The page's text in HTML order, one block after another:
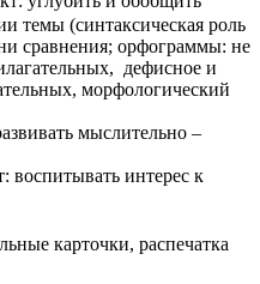
темы (синтаксическая роль
сравнения; орфограммы: не
дефисное и
морфологический
мыслительно –
интерес к
карточки, распечатка